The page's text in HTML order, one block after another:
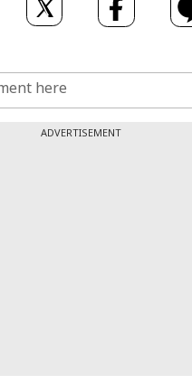
ADVERTISEMENT